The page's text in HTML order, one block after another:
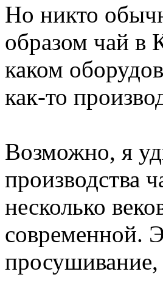
Но никто
образом чай в
каком
как-то
Возможно, я
производства
несколько
современной.